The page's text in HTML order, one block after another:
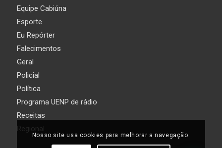
Equipe Cabiúna
Esporte
Eu Repórter
Falecimentos
Geral
Policial
Política
Programa UENP de rádio
Receitas
Regional
Nosso site usa cookies para melhorar a navegação.